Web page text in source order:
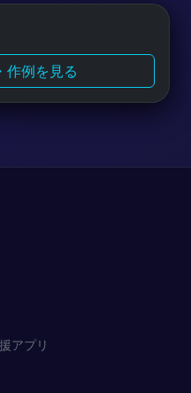
作例を見る
アプリ